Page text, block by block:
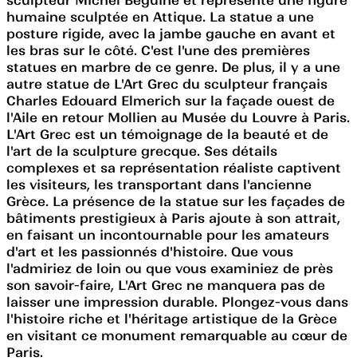
humaine sculptée en Attique. La statue a une
posture rigide, avec la jambe gauche en avant et
les bras sur le côté. C'est l'une des premières
statues en marbre de ce genre. De plus, il y a une
autre statue de L'Art Grec du sculpteur français
Charles Edouard Elmerich sur la façade ouest de
l'Aile en retour Mollien au Musée du Louvre à Paris.
L'Art Grec est un témoignage de la beauté et de
l'art de la sculpture grecque. Ses détails
complexes et sa représentation réaliste captivent
les visiteurs, les transportant dans l'ancienne
Grèce. La présence de la statue sur les façades de
bâtiments prestigieux à Paris ajoute à son attrait,
en faisant un incontournable pour les amateurs
d'art et les passionnés d'histoire. Que vous
l'admiriez de loin ou que vous examiniez de près
son savoir-faire, L'Art Grec ne manquera pas de
laisser une impression durable. Plongez-vous dans
l'histoire riche et l'héritage artistique de la Grèce
en visitant ce monument remarquable au cœur de
Paris.